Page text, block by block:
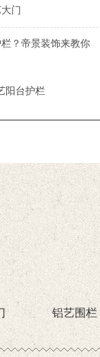
门
？帝景装饰来教你
阳台护栏
铝艺围栏